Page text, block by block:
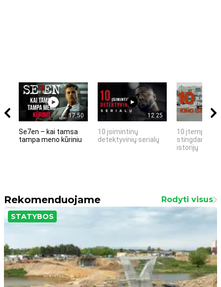
17:50
Se7en – kai tamsa
tampa meno kūriniu
12:25
10 įsimintinų
detektyvinių serialų
10 įtemptų,
stingdančių
istorijų
Rekomenduojame Rodyti visus
STATYBOS